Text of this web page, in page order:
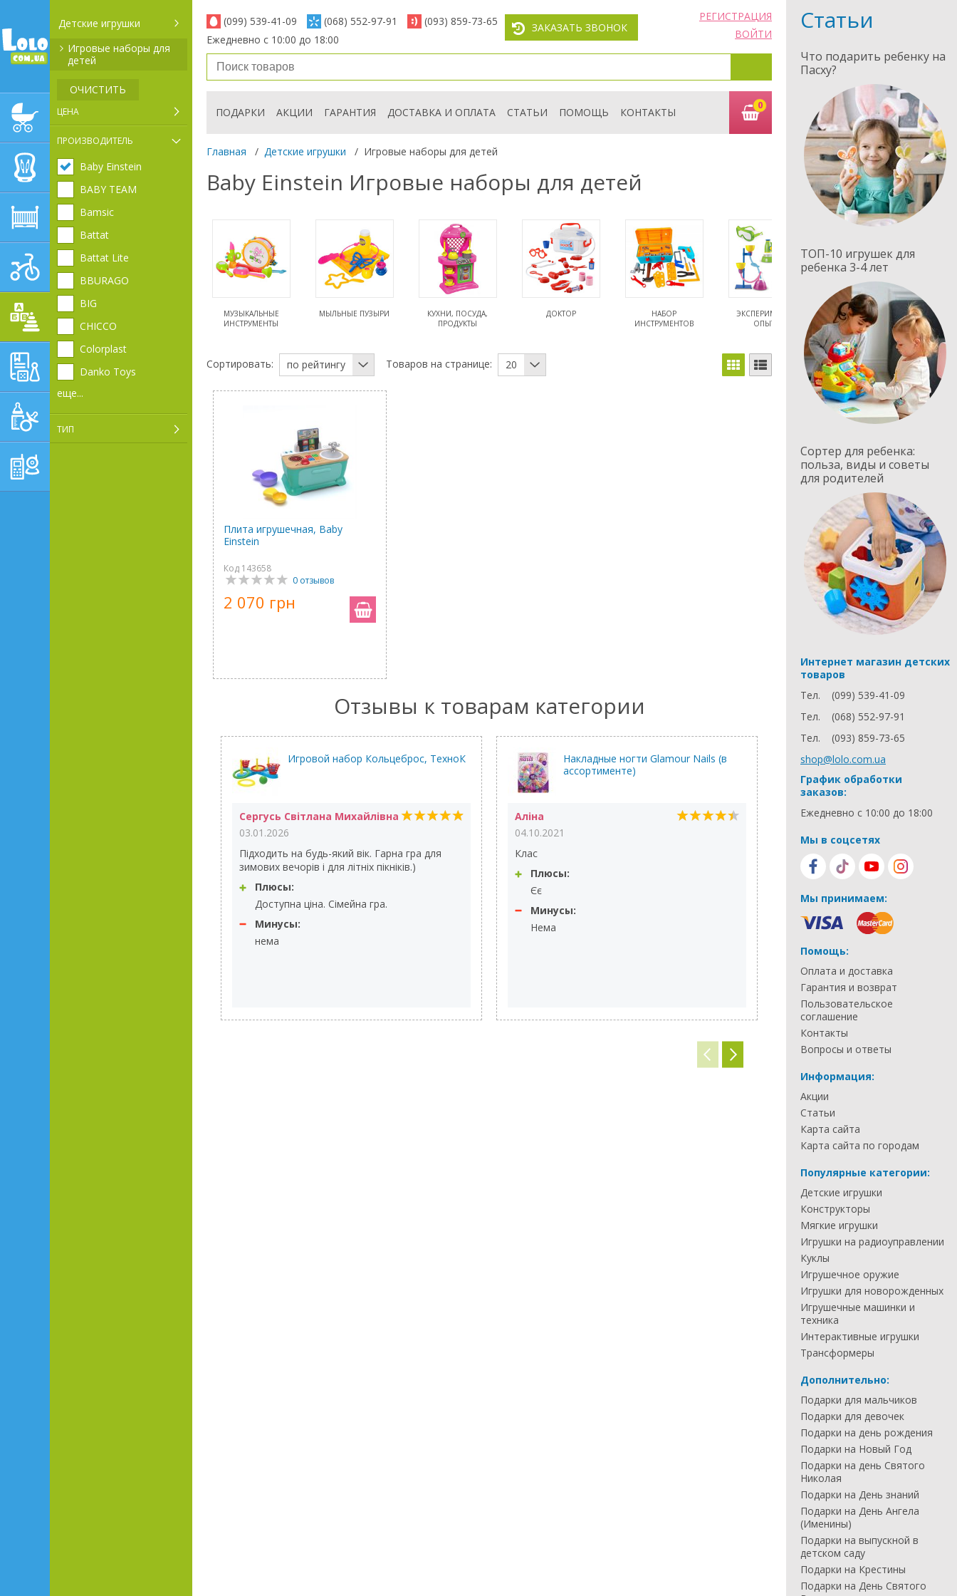
ДЕТСКИЕ КОЛЯСКИ
АВТОКРЕСЛА
ДЕТСКАЯ МЕБЕЛЬ
ДЕТСКИЙ СПОРТ И
ТРАНСПОРТ
ДЕТСКИЕ ИГРУШКИ
ОБУЧАЮЩЕ-
РАЗВИВАЮЩИЕ ТОВАРЫ
КОРМЛЕНИЕ
ТОВАРЫ ДЛЯ
Детские игрушки
Игровые наборы для
детей
ОЧИСТИТЬ
ЦЕНА
ПРОИЗВОДИТЕЛЬ
Baby Einstein
BABY TEAM
Bamsic
Battat
Battat Lite
BBURAGO
BIG
CHICCO
Colorplast
Danko Toys
еще...
ТИП
(099) 539-41-09 (068) 552-97-91
(093) 859-73-65
Ежедневно с 10:00 до 18:00
ЗАКАЗАТЬ ЗВОНОК
РЕГИСТРАЦИЯ
ВОЙТИ
ПОДАРКИ АКЦИИ ГАРАНТИЯ ДОСТАВКА И ОПЛАТА СТАТЬИ ПОМОЩЬ КОНТАКТЫ
0
Главная / Детские игрушки / Игровые наборы для детей
Baby Einstein Игровые наборы для детей
МУЗЫКАЛЬНЫЕ
ИНСТРУМЕНТЫ
МЫЛЬНЫЕ ПУЗЫРИ
КУХНИ, ПОСУДА,
ПРОДУКТЫ
ДОКТОР
НАБОР
ИНСТРУМЕНТОВ
ЭКСПЕРИМЕНТЫ,
ОПЫТЫ
ПЕСОЧНЫЕ НАБОРЫ
Сортировать: по рейтингу Товаров на странице: 20
Плита игрушечная, Baby
Einstein
Код 143658
0 отзывов
2 070 грн
Отзывы к товарам категории
Игровой набор Кольцеброс, ТехноК
Сергусь Світлана Михайлівна
03.01.2026
Підходить на будь-який вік. Гарна гра для
зимових вечорів і для літніх пікніків.)
Плюсы:
Доступна ціна. Сімейна гра.
Минусы:
нема
Накладные ногти Glamour Nails (в
ассортименте)
Аліна
04.10.2021
Клас
Плюсы:
Єє
Минусы:
Нема
Игровой набор Кухня,
Ольга
Классная игрушка и очень кстати
реалистичная. Мы поставили
во взрослой)) Теперь, когда я
кухне, дочка все время возле
и вся такая в заботах)) Зато
отвлекает... практически)
Статьи
Что подарить ребенку на
Пасху?
ТОП-10 игрушек для
ребенка 3-4 лет
Сортер для ребенка:
польза, виды и советы
для родителей
Интернет магазин детских
товаров
Тел.
(099) 539-41-09
Тел.
(068) 552-97-91
Тел.
(093) 859-73-65
shop@lolo.com.ua
График обработки
заказов:
Ежедневно с 10:00 до 18:00
Мы в соцсетях
Мы принимаем:
Помощь:
Оплата и доставка
Гарантия и возврат
Пользовательское
соглашение
Контакты
Вопросы и ответы
Информация:
Акции
Статьи
Карта сайта
Карта сайта по городам
Популярные категории:
Детские игрушки
Конструкторы
Мягкие игрушки
Игрушки на радиоуправлении
Куклы
Игрушечное оружие
Игрушки для новорожденных
Игрушечные машинки и
техника
Интерактивные игрушки
Трансформеры
Дополнительно:
Подарки для мальчиков
Подарки для девочек
Подарки на день рождения
Подарки на Новый Год
Подарки на день Святого
Николая
Подарки на День знаний
Подарки на День Ангела
(Именины)
Подарки на выпускной в
детском саду
Подарки на Крестины
Подарки на День Святого